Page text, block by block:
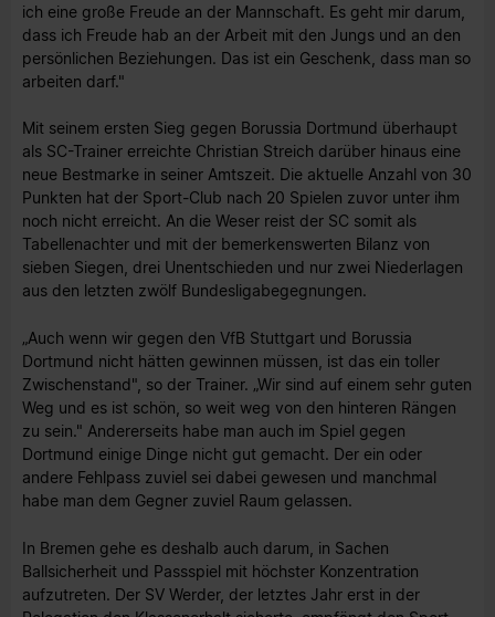
ich eine große Freude an der Mannschaft. Es geht mir darum,
dass ich Freude hab an der Arbeit mit den Jungs und an den
persönlichen Beziehungen. Das ist ein Geschenk, dass man so
arbeiten darf."
Mit seinem ersten Sieg gegen Borussia Dortmund überhaupt
als SC-Trainer erreichte Christian Streich darüber hinaus eine
neue Bestmarke in seiner Amtszeit. Die aktuelle Anzahl von 30
Punkten hat der Sport-Club nach 20 Spielen zuvor unter ihm
noch nicht erreicht. An die Weser reist der SC somit als
Tabellenachter und mit der bemerkenswerten Bilanz von
sieben Siegen, drei Unentschieden und nur zwei Niederlagen
aus den letzten zwölf Bundesligabegegnungen.
„Auch wenn wir gegen den VfB Stuttgart und Borussia
Dortmund nicht hätten gewinnen müssen, ist das ein toller
Zwischenstand", so der Trainer. „Wir sind auf einem sehr guten
Weg und es ist schön, so weit weg von den hinteren Rängen
zu sein." Andererseits habe man auch im Spiel gegen
Dortmund einige Dinge nicht gut gemacht. Der ein oder
andere Fehlpass zuviel sei dabei gewesen und manchmal
habe man dem Gegner zuviel Raum gelassen.
In Bremen gehe es deshalb auch darum, in Sachen
Ballsicherheit und Passspiel mit höchster Konzentration
aufzutreten. Der SV Werder, der letztes Jahr erst in der